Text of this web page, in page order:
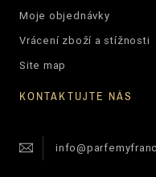
Moje objednávky
Vrácení zboží a stížnosti
Site map
KONTAKTUJTE NÁS